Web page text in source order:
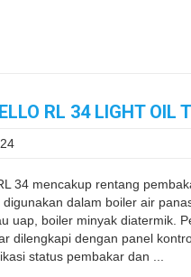
RL 34 LIGHT OIL
34 mencakup rentang
dalam boiler air
uap, boiler minyak diatermik.
dilengkapi dengan panel
status pembakar dan ...